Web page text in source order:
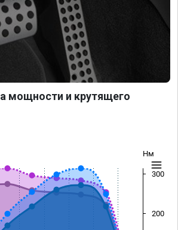
мощности и крутящего
Нм
200
300